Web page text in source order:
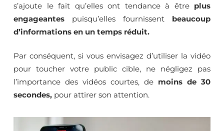
s’ajoute le fait qu’elles ont tendance à être plus
engageantes puisqu’elles fournissent beaucoup
d’informations en un temps réduit.
Par conséquent, si vous envisagez d’utiliser la vidéo
pour toucher votre public cible, ne négligez pas
l’importance des vidéos courtes, de moins de 30
secondes, pour attirer son attention.